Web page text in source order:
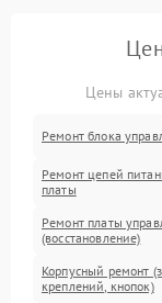
Цены
Ремонт блока
Ремонт цепей
платы
Ремонт платы
(восстановление)
Корпусный ремонт
креплений, кнопок)